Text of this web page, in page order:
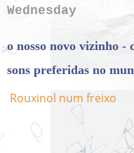
Wednesday
o nosso novo vizinho -
sons preferidas no
Rouxinol num freixo